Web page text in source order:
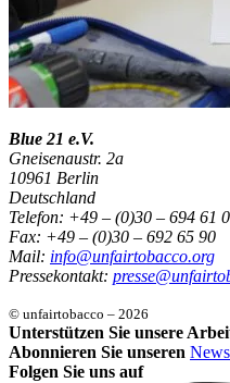
Blue 21 e.V.
Gneisenaustr. 2a
10961 Berlin
Deutschland
Telefon: +49 – (0)30 – 694 61
Fax: +49 – (0)30 – 692 65 90
Mail: info@unfairtobacco.org
Pressekontakt:
© unfairtobacco – 2026
Unterstützen Sie unsere
Abonnieren Sie unseren
Folgen Sie uns auf